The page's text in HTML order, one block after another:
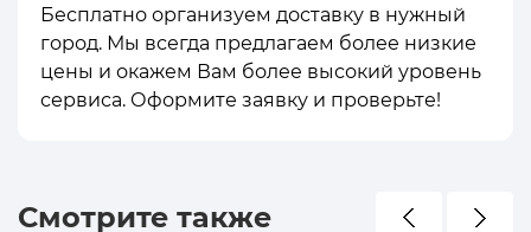
Бесплатно организуем доставку в нужный
город. Мы всегда предлагаем более низкие
цены и окажем Вам более высокий уровень
сервиса. Оформите заявку и проверьте!
Смотрите также